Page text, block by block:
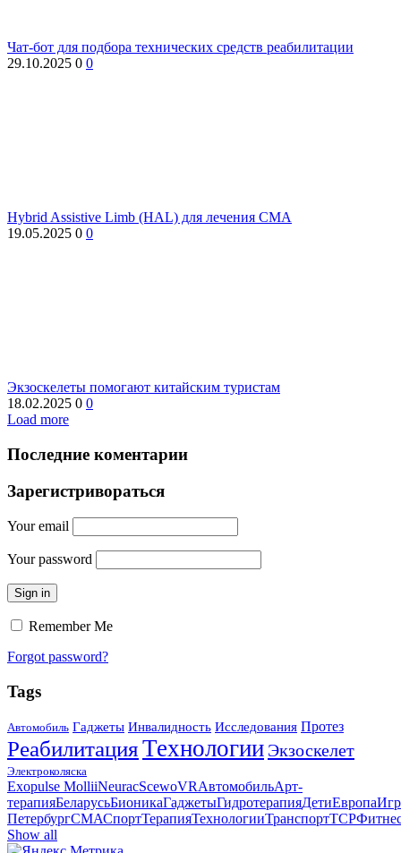
Чат-бот для подбора технических средств реабилитации
29.10.2025 0 0
Hybrid Assistive Limb (HAL) для лечения СМА
19.05.2025 0 0
Экзоскелеты помогают китайским туристам
18.02.2025 0 0
Load more
Последние коментарии
Зарегистривораться
Your email
Your password
Sign in
Remember Me
Forgot password?
Tags
Автомобиль Гаджеты Инвалидность Исследования Протез
РеабилитацияТехнологии Экзоскелет
Электроколяска
Exopulse MolliiNeuracScewoVRАвтомобильАрт-
терапияБеларусьБионикаГаджетыГидротерапияДетиЕвропа
ПетербургСМАСпортТерапияТехнологииТранспортТСР
Show all